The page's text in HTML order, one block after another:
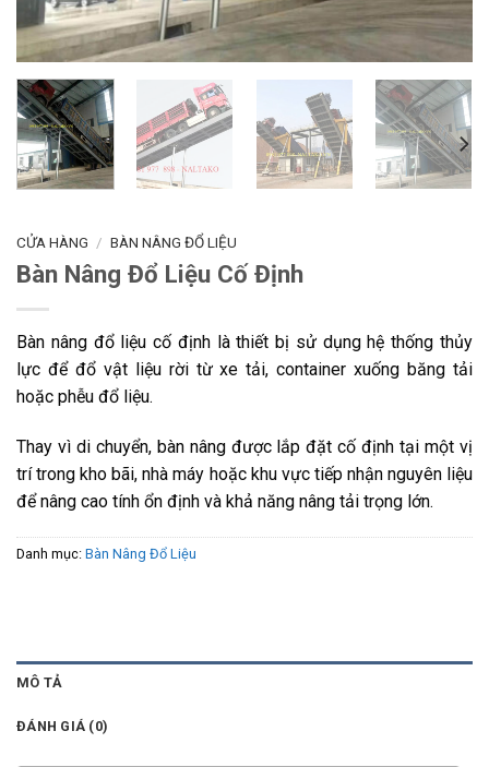
CỬA HÀNG / BÀN NÂNG ĐỔ LIỆU
Bàn Nâng Đổ Liệu Cố Định
Bàn nâng đổ liệu cố định là thiết bị sử dụng hệ thống thủy
lực để đổ vật liệu rời từ xe tải, container xuống băng tải
hoặc phễu đổ liệu.
Thay vì di chuyển, bàn nâng được lắp đặt cố định tại một vị
trí trong kho bãi, nhà máy hoặc khu vực tiếp nhận nguyên liệu
để nâng cao tính ổn định và khả năng nâng tải trọng lớn.
Danh mục: Bàn Nâng Đổ Liệu
MÔ TẢ
ĐÁNH GIÁ (0)